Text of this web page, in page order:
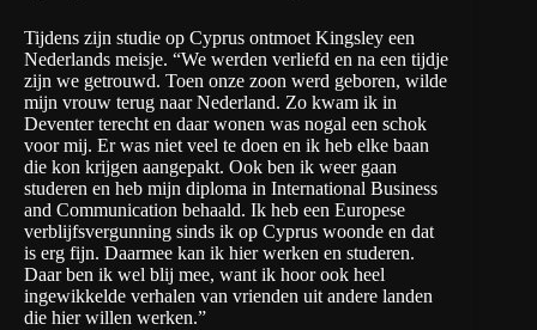
Tijdens zijn studie op Cyprus ontmoet Kingsley een
Nederlands meisje. “We werden verliefd en na een tijdje
zijn we getrouwd. Toen onze zoon werd geboren, wilde
mijn vrouw terug naar Nederland. Zo kwam ik in
Deventer terecht en daar wonen was nogal een schok
voor mij. Er was niet veel te doen en ik heb elke baan
die kon krijgen aangepakt. Ook ben ik weer gaan
studeren en heb mijn diploma in International Business
and Communication behaald. Ik heb een Europese
verblijfsvergunning sinds ik op Cyprus woonde en dat
is erg fijn. Daarmee kan ik hier werken en studeren.
Daar ben ik wel blij mee, want ik hoor ook heel
ingewikkelde verhalen van vrienden uit andere landen
die hier willen werken.”